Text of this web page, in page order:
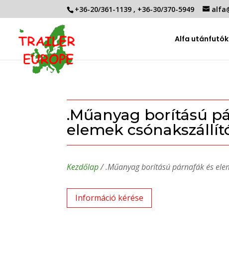
+36-20/361-1139 , +36-30/370-5949
Alfa utánfutók
.Műanyag borítású
elemek
Kezdőlap/ .Műanyag borítású párnafák és
Információ kérése